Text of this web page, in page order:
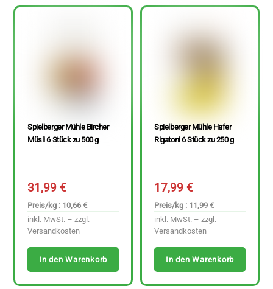
Spielberger Mühle Bircher
Müsli 6 Stück zu 500 g
31,99€
Preis/kg : 10,66 €
inkl. MwSt. – zzgl.
Versandkosten
In den Warenkorb
Spielberger Mühle Hafer
Rigatoni 6 Stück zu 250 g
17,99€
Preis/kg : 11,99 €
inkl. MwSt. – zzgl.
Versandkosten
In den Warenkorb